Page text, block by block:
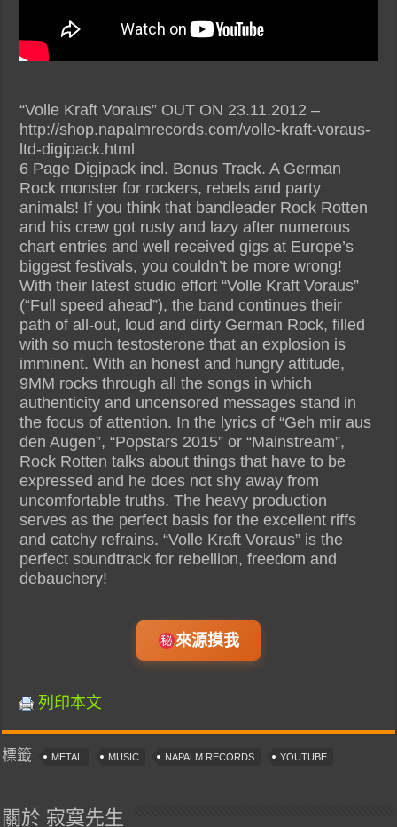
“Volle Kraft Voraus” OUT ON 23.11.2012 –
http://shop.napalmrecords.com/volle-kraft-voraus-
ltd-digipack.html
6 Page Digipack incl. Bonus Track. A German
Rock monster for rockers, rebels and party
animals! If you think that bandleader Rock Rotten
and his crew got rusty and lazy after numerous
chart entries and well received gigs at Europe’s
biggest festivals, you couldn’t be more wrong!
With their latest studio effort “Volle Kraft Voraus”
(“Full speed ahead”), the band continues their
path of all-out, loud and dirty German Rock, filled
with so much testosterone that an explosion is
imminent. With an honest and hungry attitude,
9MM rocks through all the songs in which
authenticity and uncensored messages stand in
the focus of attention. In the lyrics of “Geh mir aus
den Augen”, “Popstars 2015” or “Mainstream”,
Rock Rotten talks about things that have to be
expressed and he does not shy away from
uncomfortable truths. The heavy production
serves as the perfect basis for the excellent riffs
and catchy refrains. “Volle Kraft Voraus” is the
perfect soundtrack for rebellion, freedom and
debauchery!
來源摸我
列印本文
標籤 METAL MUSIC NAPALM RECORDS YOUTUBE
關於 寂寞先生